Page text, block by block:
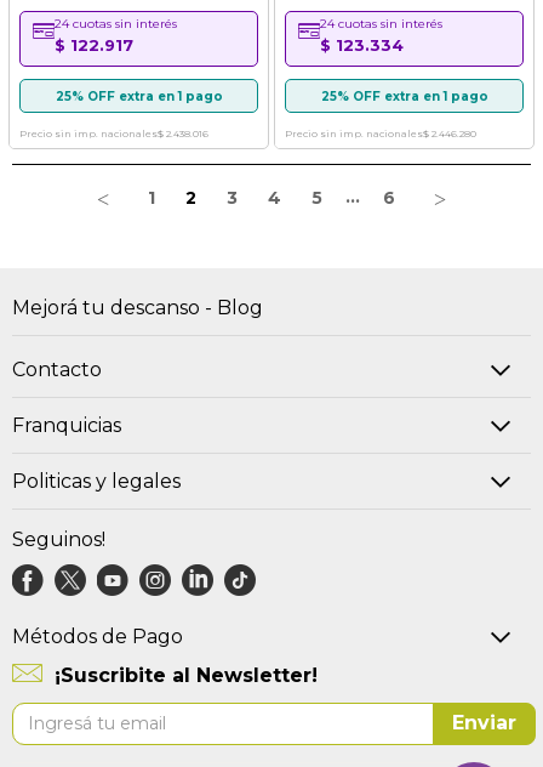
24 cuotas sin interés
$ 122.917
25% OFF extra en 1 pago
Precio sin imp. nacionales$ 2.438.016
24 cuotas sin interés
$ 123.334
25% OFF extra en 1 pago
Precio sin imp. nacionales$ 2.446.280
Página
PáginaPágina
1 Estás leyendo la página
2 Página
3 Página
4 Página
5 ... Página
6 Página
Mejorá tu descanso - Blog
Contacto
Franquicias
Politicas y legales
¡Suscribite al Newsletter!
Suscríbase
al
Enviar
Seguinos!
Métodos de Pago